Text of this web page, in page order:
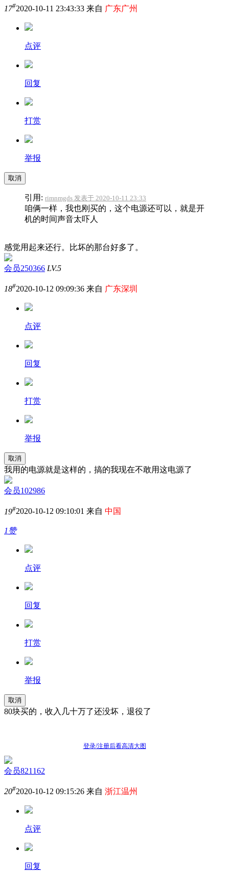
17#2020-10-11 23:43:33 来自 广东广州
点评
回复
打赏
举报
取消
引用: rimnmgds 发表于 2020-10-11 23:33
咱俩一样，我也刚买的，这个电源还可以，就是开
机的时间声音太吓人
感觉用起来还行。比坏的那台好多了。
会员250366 LV.5
18#2020-10-12 09:09:36 来自 广东深圳
点评
回复
打赏
举报
取消
我用的电源就是这样的，搞的我现在不敢用这电源了
会员102986
19#2020-10-12 09:10:01 来自 中国
1赞
点评
回复
打赏
举报
取消
80块买的，收入几十万了还没坏，退役了
登录/注册后看高清大图
会员821162
20#2020-10-12 09:15:26 来自 浙江温州
点评
回复